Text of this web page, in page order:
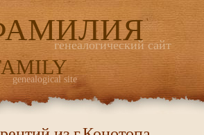
генеалогический сайт
genealogical site